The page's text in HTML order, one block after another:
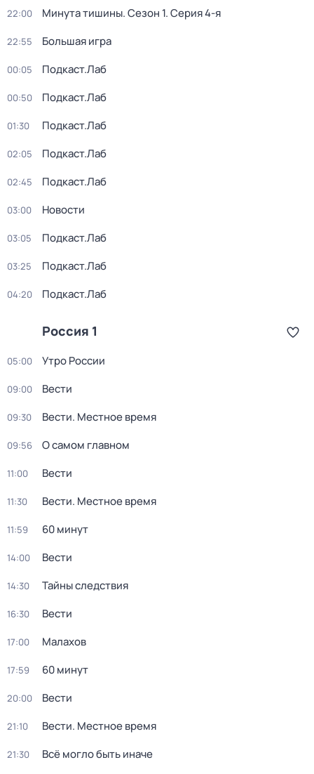
22:00 Минута тишины. Сезон 1. Серия 4-я
22:55 Большая игра
00:05 Подкаст.Лаб
00:50 Подкаст.Лаб
01:30 Подкаст.Лаб
02:05 Подкаст.Лаб
02:45 Подкаст.Лаб
03:00 Новости
03:05 Подкаст.Лаб
03:25 Подкаст.Лаб
04:20 Подкаст.Лаб
Россия 1
05:00 Утро России
09:00 Вести
09:30 Вести. Местное время
09:56 О самом главном
11:00 Вести
11:30 Вести. Местное время
11:59 60 минут
14:00 Вести
14:30 Тайны следствия
16:30 Вести
17:00 Малахов
17:59 60 минут
20:00 Вести
21:10 Вести. Местное время
21:30 Всё могло быть иначе